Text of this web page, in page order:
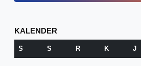
KALENDER
S S R K J